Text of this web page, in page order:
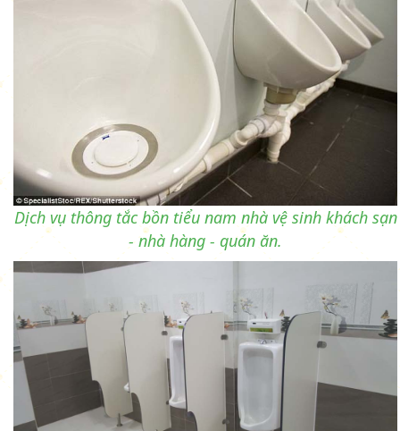
Dịch vụ thông tắc bồn tiểu nam nhà vệ sinh khách sạn
- nhà hàng - quán ăn.